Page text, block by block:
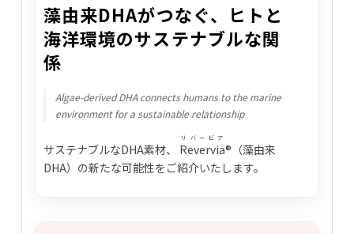
藻由来DHAがつなぐ、ヒトと
海洋環境のサステナブルな関
係
Algae-derived DHA connects humans to the marine
environment for a sustainable relationship
サステナブルなDHA素材、 Revervia
リバービア
®（藻由来
DHA）の新たな可能性をご紹介いたします。